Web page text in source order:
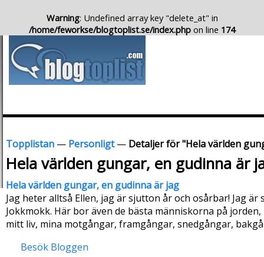
Warning: Undefined array key "delete_at" in
/home/feworkse/blogtoplist.se/index.php on line 174
Topplistan — Personligt— Detaljer för "Hela världen
Hela världen gungar, en gudinna är
Hela världen gungar, en gudinna är jag
Jag heter alltså Ellen, jag är sjutton år och osårbar! Jag
Jokkmokk. Här bor även de bästa människorna på
mitt liv, mina motgångar, framgångar, snedgångar,
Besök Bloggen